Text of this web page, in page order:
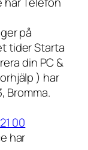
på
tider Starta
din PC &
) har
Bromma.
00
har